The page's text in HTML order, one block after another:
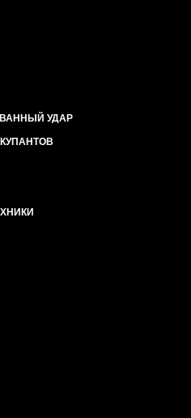
чоловіків,
мета полягає не в
Кінцева мета полягає в
і прищепити
і боротися за права,
енергії і мужності є
в стані покори.
і санітарією.
контроль над
вугілля, газу і
що виробляють дорогу і
тому
зростанню
ЛГБТ-працівників.
зарплати для всіх
УДАР